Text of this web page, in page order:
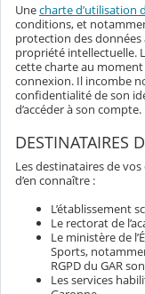
Unecharte d’utilisation
conditions, et
protection des
propriété intellectuelle.
cette charte au
connexion. Il incombe
confidentialité de son
d’accéder à son compte.
DESTINATAIRES
Les destinataires de
d’en connaître :
L’établissement
Le rectorat de
Le ministère de
Sports,
RGPD du GAR
Les services